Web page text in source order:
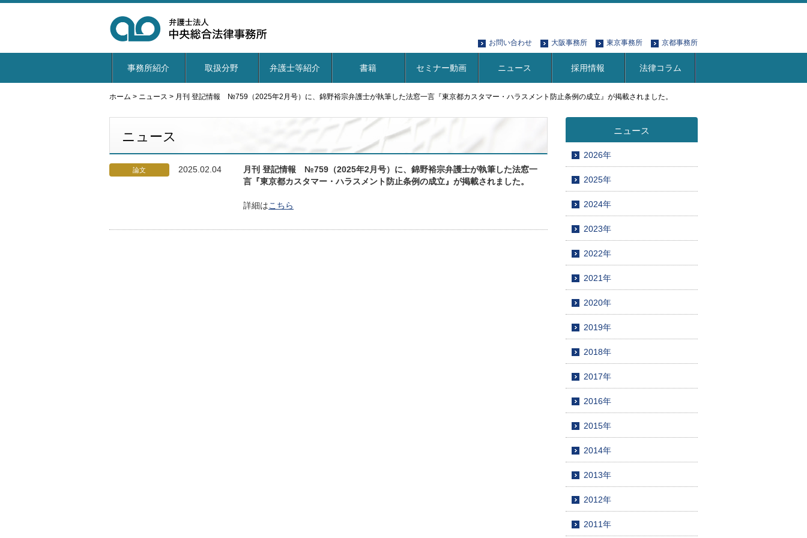
お問い合わせ 大阪事務所 東京事務所 京都事務所
事務所紹介 取扱分野 弁護士等紹介 書籍 セミナー動画 ニュース 採用情報 法律コラム
ホーム > ニュース > 月刊 登記情報 №759（2025年2月号）に、錦野裕宗弁護士が執筆した法窓一言『東京都カスタマー・ハラスメント防止条例の成立』が掲載されました。
ニュース
論文 2025.02.04
月刊 登記情報 №759（2025年2月号）に、錦野裕宗弁護士が執筆した法窓一
言『東京都カスタマー・ハラスメント防止条例の成立』が掲載されました。
詳細はこちら
ニュース
2026年
2025年
2024年
2023年
2022年
2021年
2020年
2019年
2018年
2017年
2016年
2015年
2014年
2013年
2012年
2011年